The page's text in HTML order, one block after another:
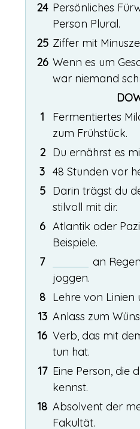
24 Persönliches
Person Plural.
25 Ziffer mit
26 Wenn es um
war niemand
1
Fermentiertes
zum Frühstück.
2 Du ernährst es
3 48 Stunden vor
5 Darin trägst du
stilvoll mit dir.
6 Atlantik oder
Beispiele.
7
an
joggen.
8 Lehre von Linien
13 Anlass zum
16 Verb, das mit
tun hat.
17 Eine Person, die
kennst.
18 Absolvent der
Fakultät.